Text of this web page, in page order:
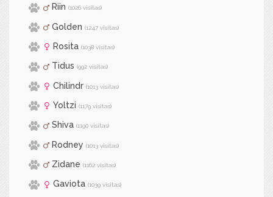
Riin (1026 visitas)
Golden (1247 visitas)
Rosita (1038 visitas)
Tidus (992 visitas)
Chilindr (1013 visitas)
Yoltzi (1179 visitas)
Shiva (1190 visitas)
Rodney (1013 visitas)
Zidane (1162 visitas)
Gaviota (1039 visitas)